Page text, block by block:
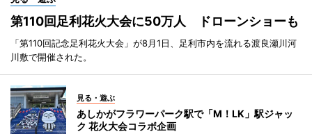
第110回足利花火大会に50万人 ドローンショーも
「第110回記念足利花火大会」が8月1日、足利市内を流れる渡良瀬川河
川敷で開催された。
見る・遊ぶ
あしかがフラワーパーク駅で「M！LK」駅ジャッ
ク 花火大会コラボ企画